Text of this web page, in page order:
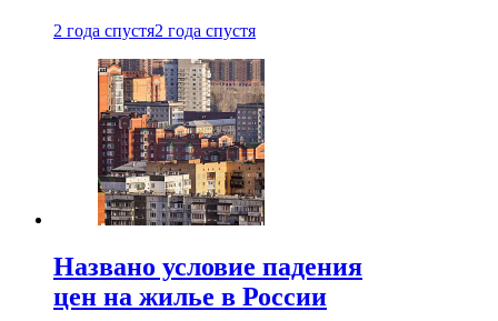
2 года спустя2 года спустя
Названо условие падения
цен на жилье в России